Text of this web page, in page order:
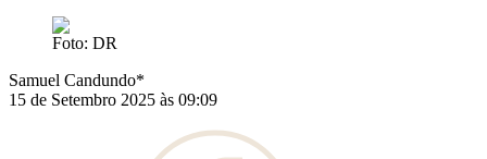
Foto: DR
Samuel Candundo*
15 de Setembro 2025 às 09:09